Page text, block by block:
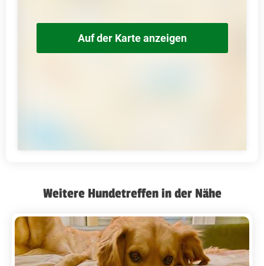
Auf der Karte anzeigen
Weitere Hundetreffen in der Nähe